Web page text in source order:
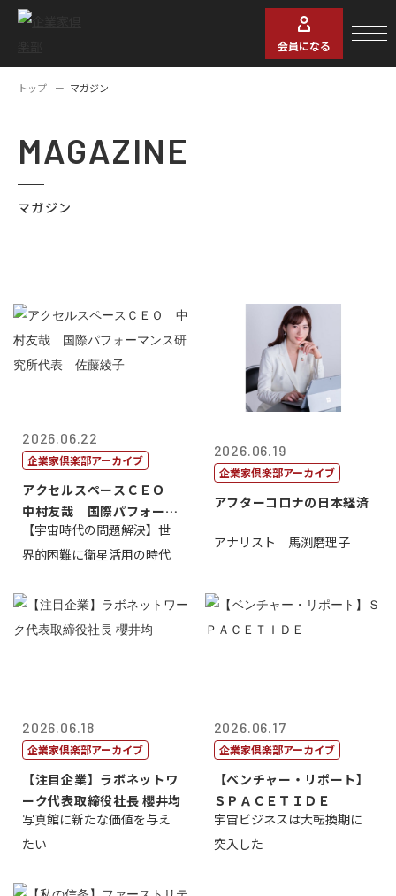
会員になる
トップ マガジン
MAGAZINE
マガジン
2026.06.22
企業家倶楽部アーカイブ
アクセルスペースＣＥＯ
中村友哉 国際パフォーマ
ンス研究所代...
【宇宙時代の問題解決】世
界的困難に衛星活用の時代
2026.06.19
企業家倶楽部アーカイブ
アフターコロナの日本経済
アナリスト 馬渕磨理子
2026.06.18
企業家倶楽部アーカイブ
【注目企業】ラボネットワ
ーク代表取締役社長 櫻井均
写真館に新たな価値を与え
たい
2026.06.17
企業家倶楽部アーカイブ
【ベンチャー・リポート】
ＳＰＡＣＥＴＩＤＥ
宇宙ビジネスは大転換期に
突入した